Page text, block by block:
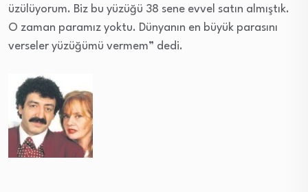
üzülüyorum. Biz bu yüzüğü 38 sene evvel satın almıştık.
O zaman paramız yoktu. Dünyanın en büyük parasını
verseler yüzüğümü vermem” dedi.